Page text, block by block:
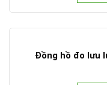
Đồng hồ đo lưu